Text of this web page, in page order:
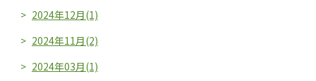
2024年12月(1)
2024年11月(2)
2024年03月(1)